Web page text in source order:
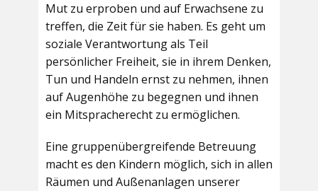
Mut zu erproben und auf Erwachsene zu
treffen, die Zeit für sie haben. Es geht um
soziale Verantwortung als Teil
persönlicher Freiheit, sie in ihrem Denken,
Tun und Handeln ernst zu nehmen, ihnen
auf Augenhöhe zu begegnen und ihnen
ein Mitspracherecht zu ermöglichen.
Eine gruppenübergreifende Betreuung
macht es den Kindern möglich, sich in allen
Räumen und Außenanlagen unserer